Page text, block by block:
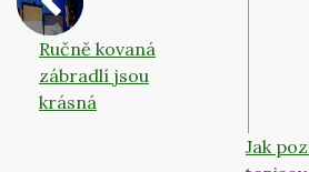
Ručně kovaná
zábradlí jsou
krásná
Jak